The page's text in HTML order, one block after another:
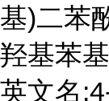
基)二苯
羟基苯
英文名